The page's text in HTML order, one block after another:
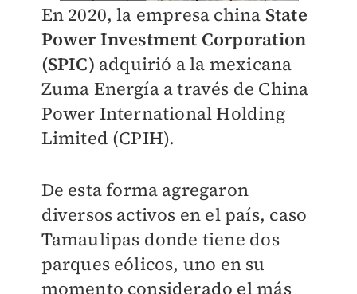
En 2020, la empresa china State
Power Investment Corporation
(SPIC) adquirió a la mexicana
Zuma Energía a través de China
Power International Holding
Limited (CPIH).
De esta forma agregaron
diversos activos en el país, caso
Tamaulipas donde tiene dos
parques eólicos, uno en su
momento considerado el más